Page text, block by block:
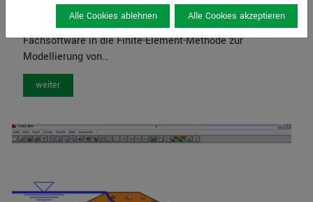
Der Videomitschnitt zum Webinar richtet sich an
Studierende und Berufseinsteiger, die sich mithilfe von
Fachsoftware in die Finite-Element-Methode zur
Modellierung von…
weiter
Alle Cookies ablehnen Alle Cookies akzeptieren